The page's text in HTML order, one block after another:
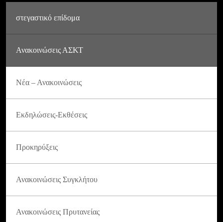
στεγαστικό επίδομα
Ανακοινώσεις ΑΣΚΤ
Νέα – Ανακοινώσεις
Εκδηλώσεις-Εκθέσεις
Προκηρύξεις
Ανακοινώσεις Συγκλήτου
Ανακοινώσεις Πρυτανείας